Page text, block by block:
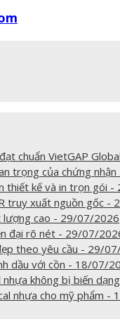
chuẩn VietGAP
trọng của chứng
thiết kế và in trọn gói
truy xuất nguồn gốc -
lượng cao - 29/07/2026
đại rõ nét - 29/07/
theo yêu cầu - 29/
dầu với cồn - 18/07/
nhựa không bị biến
nhựa cho mỹ phẩm -